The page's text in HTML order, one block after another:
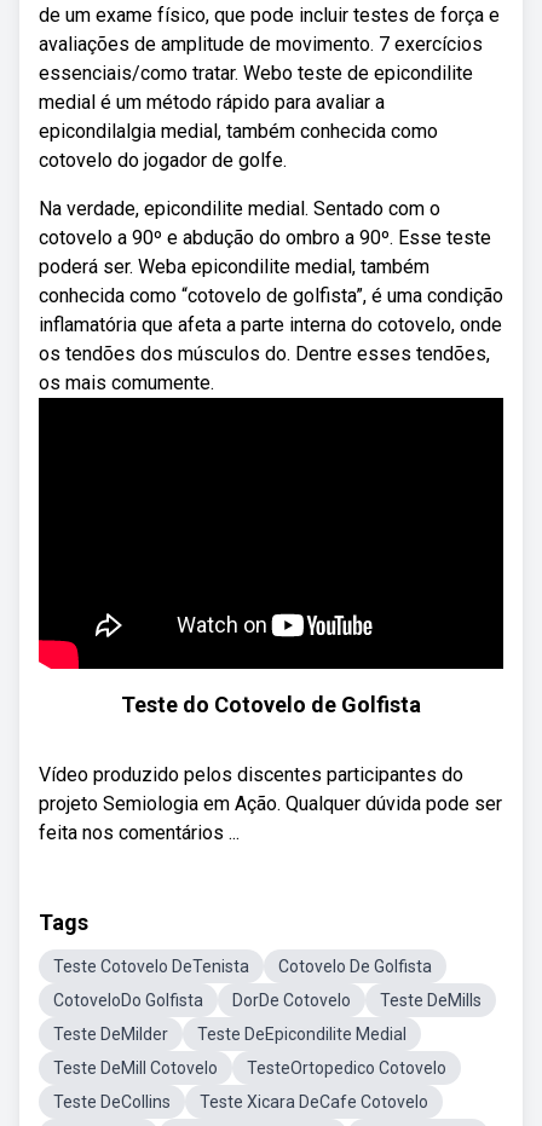
de um exame físico, que pode incluir testes de força e
avaliações de amplitude de movimento. 7 exercícios
essenciais/como tratar. Webo teste de epicondilite
medial é um método rápido para avaliar a
epicondilalgia medial, também conhecida como
cotovelo do jogador de golfe.
Na verdade, epicondilite medial. Sentado com o
cotovelo a 90º e abdução do ombro a 90º. Esse teste
poderá ser. Weba epicondilite medial, também
conhecida como “cotovelo de golfista”, é uma condição
inflamatória que afeta a parte interna do cotovelo, onde
os tendões dos músculos do. Dentre esses tendões,
os mais comumente.
Teste do Cotovelo de Golfista
Vídeo produzido pelos discentes participantes do
projeto Semiologia em Ação. Qualquer dúvida pode ser
feita nos comentários ...
Tags
Teste Cotovelo DeTenista
Cotovelo De Golfista
CotoveloDo Golfista
DorDe Cotovelo
Teste DeMills
Teste DeMilder
Teste DeEpicondilite Medial
Teste DeMill Cotovelo
TesteOrtopedico Cotovelo
Teste DeCollins
Teste Xicara DeCafe Cotovelo